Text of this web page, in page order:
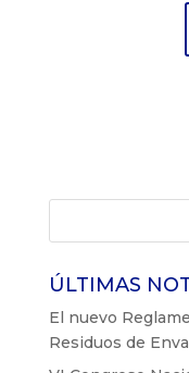
ÚLTIMAS
El nuevo
Residuos de